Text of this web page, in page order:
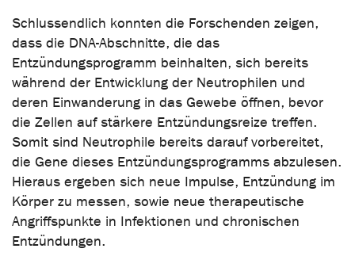
Schlussendlich konnten die Forschenden zeigen,
dass die DNA-Abschnitte, die das
Entzündungsprogramm beinhalten, sich bereits
während der Entwicklung der Neutrophilen und
deren Einwanderung in das Gewebe öffnen, bevor
die Zellen auf stärkere Entzündungsreize treffen.
Somit sind Neutrophile bereits darauf vorbereitet,
die Gene dieses Entzündungsprogramms abzulesen.
Hieraus ergeben sich neue Impulse, Entzündung im
Körper zu messen, sowie neue therapeutische
Angriffspunkte in Infektionen und chronischen
Entzündungen.